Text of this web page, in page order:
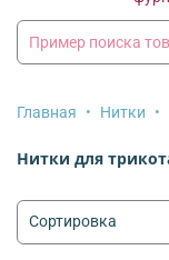
Главная Нитки
Нитки для